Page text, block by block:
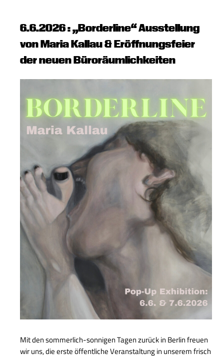
6.6.2026 : „Borderline“ Ausstellung
von Maria Kallau & Eröffnungsfeier
der neuen Büroräumlichkeiten
Mit den sommerlich-sonnigen Tagen zurück in Berlin freuen
wir uns, die erste öffentliche Veranstaltung in unserem frisch